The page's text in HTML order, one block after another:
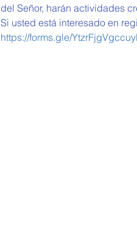
del Señor, harán actividades
Si usted está interesado en
https://forms.gle/